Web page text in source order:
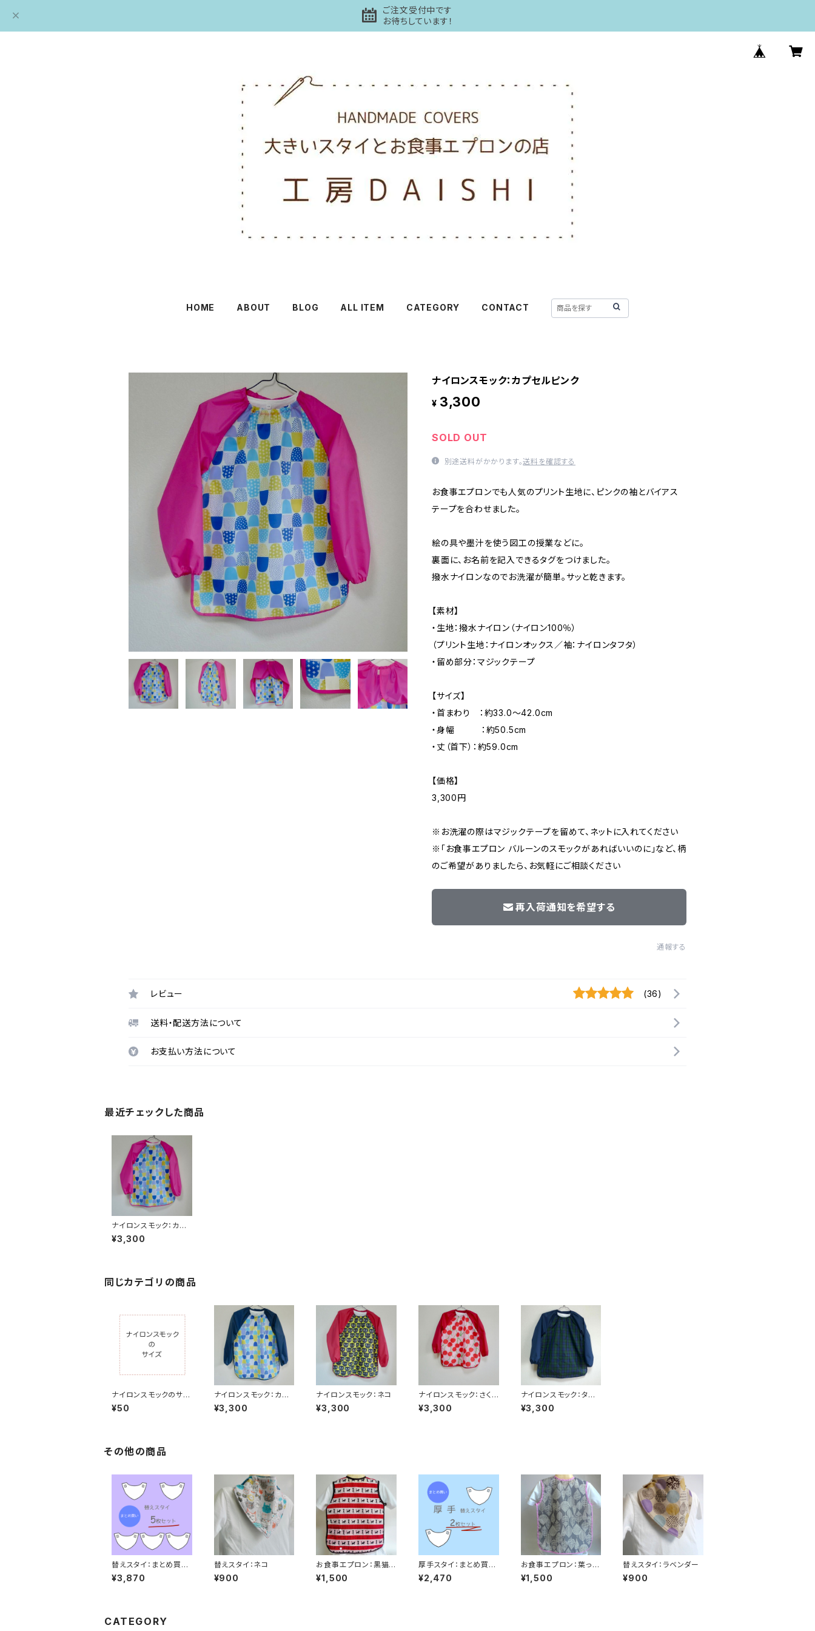
ご注文受付中です
お待ちしています！
HOME ABOUT BLOG ALL ITEM CATEGORY CONTACT
ナイロンスモック：カプセルピンク
¥ 3,300
SOLD OUT
別途送料がかかります。送料を確認する
お食事エプロンでも人気のプリント生地に、ピンクの袖とバイアス
テープを合わせました。
絵の具や墨汁を使う図工の授業などに。
裏面に、お名前を記入できるタグをつけました。
撥水ナイロンなのでお洗濯が簡単。サッと乾きます。
【素材】
・生地：撥水ナイロン（ナイロン100％）
（プリント生地：ナイロンオックス／袖：ナイロンタフタ）
・留め部分：マジックテープ
【サイズ】
・首まわり ：約33.0～42.0cm
・身幅 ：約50.5cm
・丈（首下）：約59.0cm
【価格】
3,300円
※お洗濯の際はマジックテープを留めて、ネットに入れてください
※「お食事エプロン バルーンのスモックがあればいいのに」など、柄
のご希望がありましたら、お気軽にご相談ください
再入荷通知を希望する
通報する
レビュー (36)
送料・配送方法について
お支払い方法について
最近チェックした商品
ナイロンスモック：カプ
セルピンク
¥3,300
同じカテゴリの商品
ナイロンスモックのサイ
ズ
¥50
ナイロンスモック：カプ
セルブルー
¥3,300
ナイロンスモック：ネコ
¥3,300
ナイロンスモック：さくら
んぼ
¥3,300
ナイロンスモック：ター
タンチェック
¥3,300
その他の商品
替えスタイ：まとめ買い
5枚
¥3,870
替えスタイ：ネコ
¥900
お食事エプロン：黒猫リ
ボン
¥1,500
厚手スタイ：まとめ買い
2枚
¥2,470
お食事エプロン：葉っぱ
（桜色）
¥1,500
替えスタイ：ラベンダー
¥900
CATEGORY